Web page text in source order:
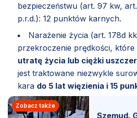
bezpieczeństwu (art. 97 kw,
p.r.d.): 12 punktów karnych.
Narażenie życia (art. 178d
przekroczenie prędkości, które
utratę życia lub ciężki
jest traktowane niezwykle
kara do 5 lat więzienia i 15
Zobacz także
Szemud.